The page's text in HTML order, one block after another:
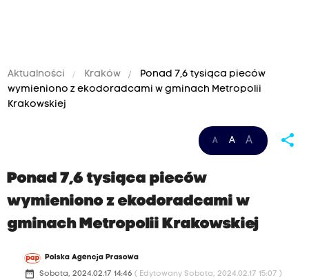
Aktualności Kraków
Ponad 7,6 tysiąca pieców
wymieniono z ekodoradcami w gminach Metropolii
Krakowskiej
A A A share
Ponad 7,6 tysiąca pieców
wymieniono z ekodoradcami w
gminach Metropolii Krakowskiej
Polska Agencja Prasowa
date_range Sobota, 2024.02.17 14:46 ( Edytowany Sobota, 2024.02.17 15:07 )